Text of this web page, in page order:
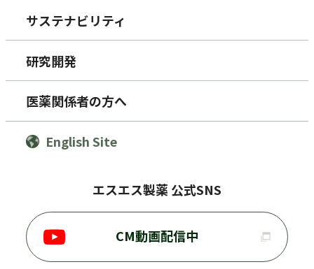
サステナビリティ
研究開発
医薬関係者の方へ
English Site
エスエス製薬 公式SNS
CM動画配信中